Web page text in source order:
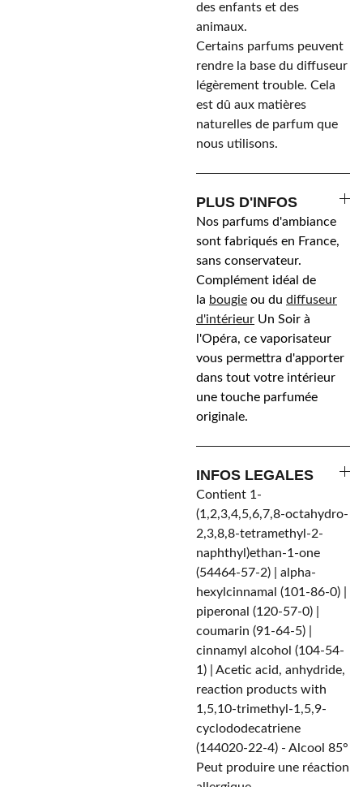
des enfants et des
animaux.
Certains parfums peuvent
rendre la base du diffuseur
légèrement trouble. Cela
est dû aux matières
naturelles de parfum que
nous utilisons.
PLUS D'INFOS
Nos parfums d'ambiance
sont fabriqués en France,
sans conservateur.
Complément idéal de
la bougie ou du diffuseur
d'intérieur Un Soir à
l'Opéra, ce vaporisateur
vous permettra d'apporter
dans tout votre intérieur
une touche parfumée
originale.
INFOS LEGALES
Contient 1-
(1,2,3,4,5,6,7,8-octahydro-
2,3,8,8-tetramethyl-2-
naphthyl)ethan-1-one
(54464-57-2) | alpha-
hexylcinnamal (101-86-0) |
piperonal (120-57-0) |
coumarin (91-64-5) |
cinnamyl alcohol (104-54-
1) | Acetic acid, anhydride,
reaction products with
1,5,10-trimethyl-1,5,9-
cyclododecatriene
(144020-22-4) - Alcool 85°
Peut produire une réaction